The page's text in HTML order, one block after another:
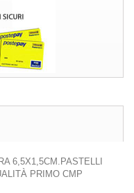
6,5X1,5CM.PASTELLI
PRIMO CMP